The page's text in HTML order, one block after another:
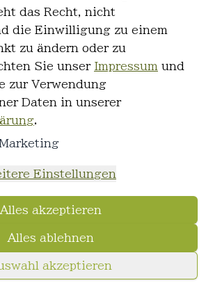
das Recht, nicht
die Einwilligung zu einem
zu ändern oder zu
Sie unser Impressum und
zur Verwendung
Daten in unserer
.
Einstellungen
Alles akzeptieren
Alles ablehnen
akzeptieren
© FriseurWeisser.de 2026